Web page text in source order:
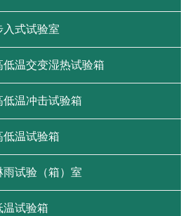
入式试验室
低温交变湿热试验箱
低温冲击试验箱
低温试验箱
雨试验（箱）室
温试验箱